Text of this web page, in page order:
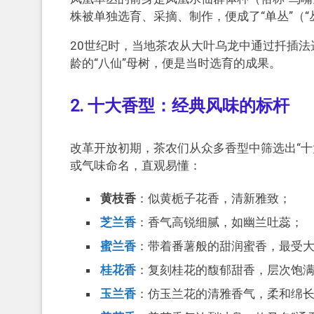
株被单独选育、采摘、制作，便成了“单丛”（“
20世纪时，当地茶农从大叶乌龙中通过扦插
龄的“八仙”母树，便是当时选育的成果。
2. 十大香型：经典风味的标杆
改革开放初期，茶农们从众多香型中筛选出“
或气味命名，直观易懂：
黄枝香：似黄栀子花香，清新雅致；
芝兰香：香气高锐细腻，如幽兰吐蕊；
蜜兰香：带着番薯般的甜润蜜香，最受
桂花香：复刻桂花的馥郁甜香，层次饱
玉兰香：仿玉兰花的清雅香气，柔和绵